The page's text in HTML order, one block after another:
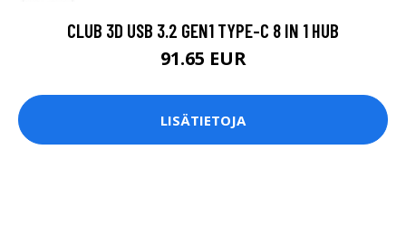
CLUB 3D USB 3.2 GEN1 TYPE-C 8 IN 1 HUB
91.65 EUR
LISÄTIETOJA